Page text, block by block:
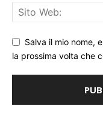
Salva il mio nome,
la prossima volta che